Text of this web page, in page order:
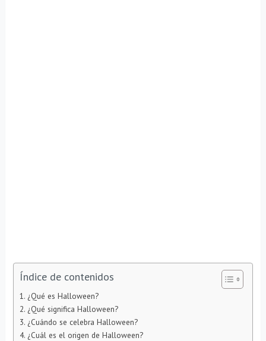
Índice de contenidos
¿Qué es Halloween?
¿Qué significa Halloween?
¿Cuándo se celebra Halloween?
¿Cuál es el origen de Halloween?